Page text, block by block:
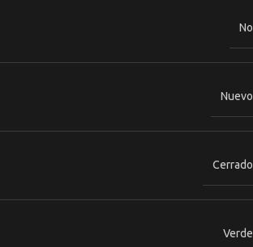
No
Nuevo
Cerrado
Verde